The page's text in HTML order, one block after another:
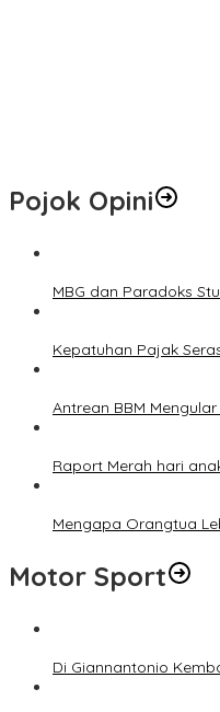
Pojok Opini
MBG dan Paradoks
Kepatuhan Pajak
Antrean BBM
Raport Merah hari
Mengapa Orangtua
Motor Sport
Di Giannantonio